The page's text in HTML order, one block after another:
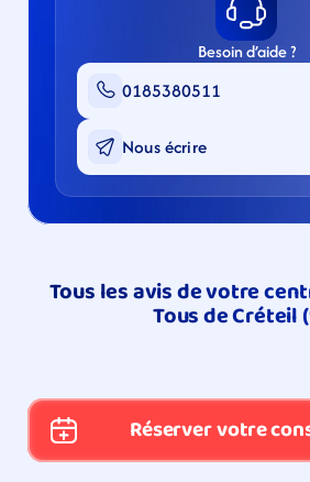
Besoin d’aide ?
0185380511
Nous écrire
Tous les avis de votre
Tous de Créteil
Réserver votre